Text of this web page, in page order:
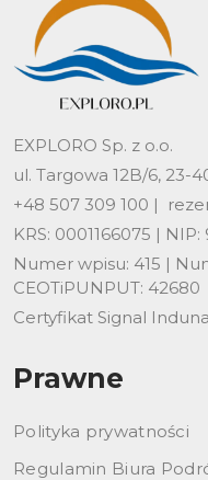
EXPLORO Sp. z o.o.
ul. Targowa 12B/6, 23-
+48 507 309 100 |
KRS: 0001166075 |
Numer wpisu: 415 |
CEOTiPUNPUT: 42680
Certyfikat Signal
Prawne
Polityka prywatności
Regulamin Biura